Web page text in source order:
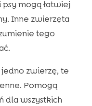
mogą łatwiej
Inne zwierzęta
tego
zwierzę, te
Pomogą
dla wszystkich